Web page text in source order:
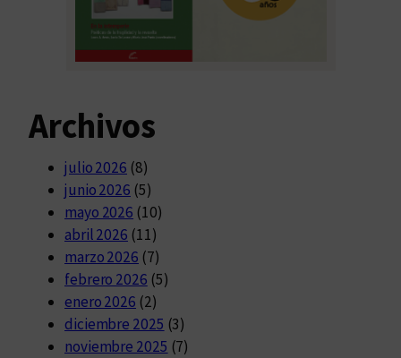
Archivos
julio 2026 (8)
junio 2026 (5)
mayo 2026 (10)
abril 2026 (11)
marzo 2026 (7)
febrero 2026 (5)
enero 2026 (2)
diciembre 2025 (3)
noviembre 2025 (7)